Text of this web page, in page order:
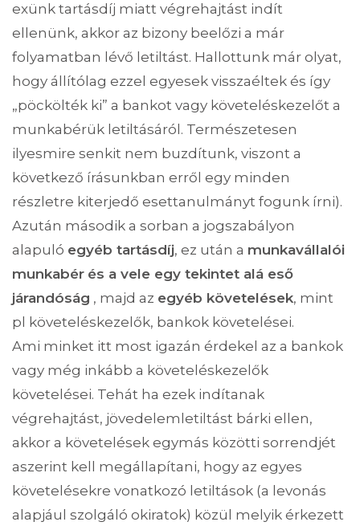
exünk tartásdíj miatt végrehajtást indít
ellenünk, akkor az bizony beelőzi a már
folyamatban lévő letiltást. Hallottunk már olyat,
hogy állítólag ezzel egyesek visszaéltek és így
„pöckölték ki” a bankot vagy követeléskezelőt a
munkabérük letiltásáról. Természetesen
ilyesmire senkit nem buzdítunk, viszont a
következő írásunkban erről egy minden
részletre kiterjedő esettanulmányt fogunk írni).
Azután második a sorban a jogszabályon
alapuló egyéb tartásdíj, ez után a munkavállalói
munkabér és a vele egy tekintet alá eső
járandóság , majd az egyéb követelések, mint
pl követeléskezelők, bankok követelései.
Ami minket itt most igazán érdekel az a bankok
vagy még inkább a követeléskezelők
követelései. Tehát ha ezek indítanak
végrehajtást, jövedelemletiltást bárki ellen,
akkor a követelések egymás közötti sorrendjét
aszerint kell megállapítani, hogy az egyes
követelésekre vonatkozó letiltások (a levonás
alapjául szolgáló okiratok) közül melyik érkezett